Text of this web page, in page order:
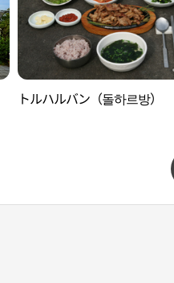
トルハルバン（돌하르방）